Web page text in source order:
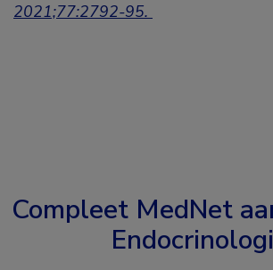
2021;77:2792-95.
Compleet MedNet